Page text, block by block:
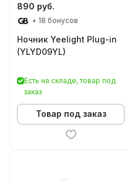
890 руб.
+ 18 бонусов
Ночник Yeelight Plug-in
(YLYD09YL)
Есть на складе, товар под
заказ
Товар под заказ